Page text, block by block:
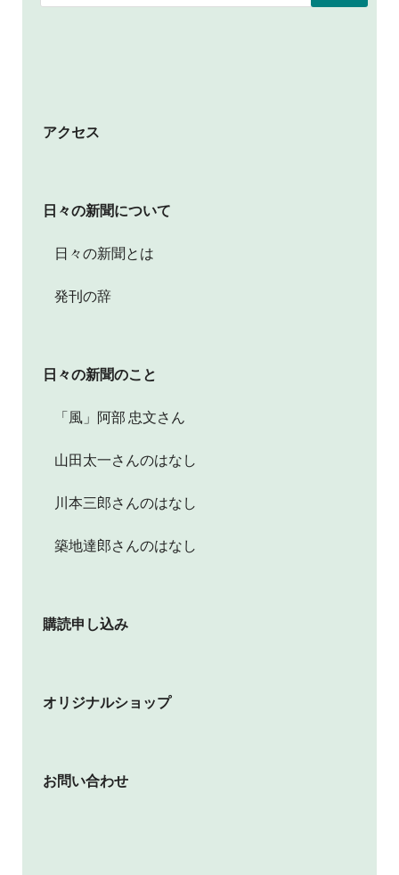
アクセス
日々の新聞について
日々の新聞とは
発刊の辞
日々の新聞のこと
「風」阿部 忠文さん
山田太一さんのはなし
川本三郎さんのはなし
築地達郎さんのはなし
購読申し込み
オリジナルショップ
お問い合わせ